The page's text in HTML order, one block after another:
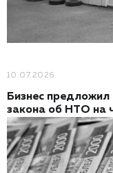
10.07.2026
Бизнес предложил
закона об НТО на